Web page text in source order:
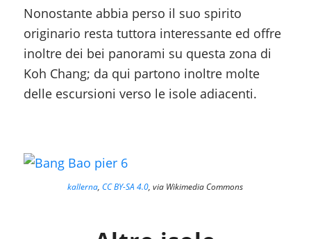
Nonostante abbia perso il suo spirito
originario resta tuttora interessante ed offre
inoltre dei bei panorami su questa zona di
Koh Chang; da qui partono inoltre molte
delle escursioni verso le isole adiacenti.
kallerna,CC BY-SA 4.0, via Wikimedia Commons